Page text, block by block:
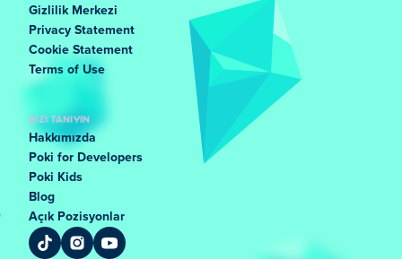
Gizlilik Merkezi
Privacy Statement
Cookie Statement
Terms of Use
BIZI TANIYIN
Hakkımızda
Poki for Developers
Poki Kids
Blog
Açık Pozisyonlar